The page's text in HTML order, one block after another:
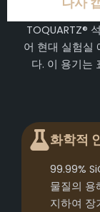
TOQUARTZ®
어 현대 실험실
다. 이 용기는
화학적
99.99%
물질의 용
지하여 장